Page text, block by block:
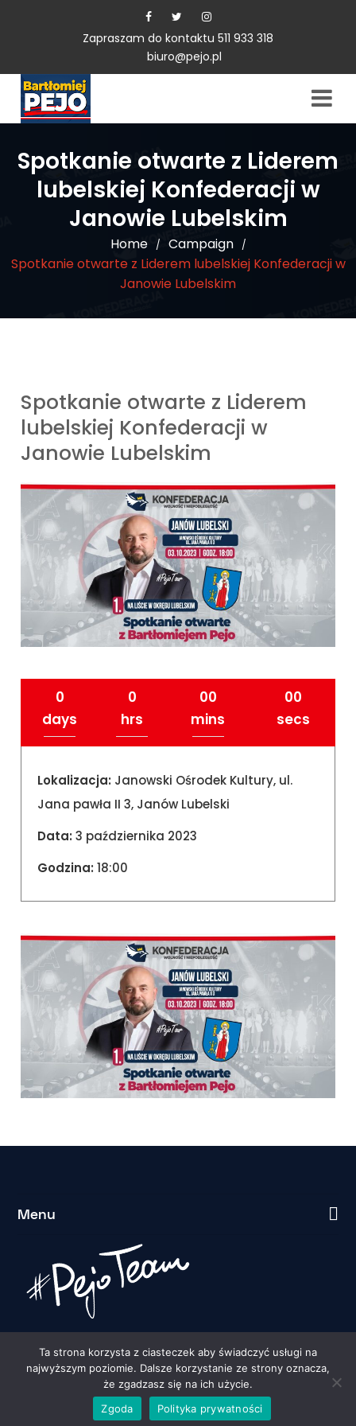
Zapraszam do kontaktu 511 933 318
biuro@pejo.pl
Spotkanie otwarte z Liderem
lubelskiej Konfederacji w
Janowie Lubelskim
Home / Campaign /
Spotkanie otwarte z Liderem lubelskiej Konfederacji w
Janowie Lubelskim
Spotkanie otwarte z Liderem
lubelskiej Konfederacji w
Janowie Lubelskim
0
days
0
hrs
00
mins
00
secs
Lokalizacja: Janowski Ośrodek Kultury, ul.
Jana pawła II 3, Janów Lubelski
Data: 3 października 2023
Godzina:18:00
Menu
Ta strona korzysta z ciasteczek aby świadczyć usługi na
najwyższym poziomie. Dalsze korzystanie ze strony oznacza,
że zgadzasz się na ich użycie.
Zgoda
Polityka prywatności